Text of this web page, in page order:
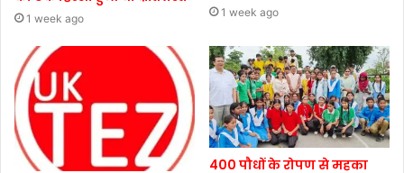
1 week ago 1 week ago
400 पौधों के रोपण से महका